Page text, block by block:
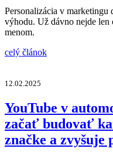
Personalizácia v
výhodu. Už dávno nejde len
menom.
celý článok
12.02.2025
YouTube v
začať budovať
značke a zvyšuje